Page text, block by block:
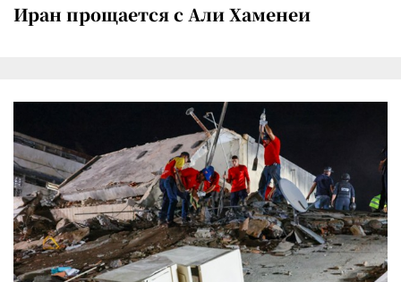
Иран прощается с Али Хаменеи